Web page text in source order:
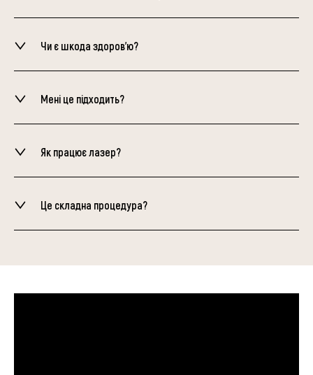
Чи є шкода здоров’ю?
Мені це підходить?
Як працює лазер?
Це складна процедура?